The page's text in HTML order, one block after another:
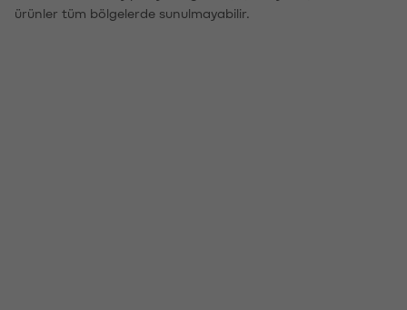
ürünler tüm bölgelerde sunulmayabilir.